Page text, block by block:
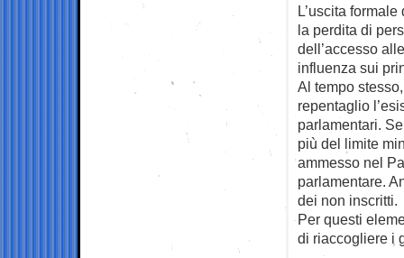
L’uscita
la perdita di
dell’accesso
influenza sui
Al tempo
repentaglio
parlamentari.
più del limite
ammesso nel
parlamentare.
dei non inscritti.
Per questi
di riaccogliere i